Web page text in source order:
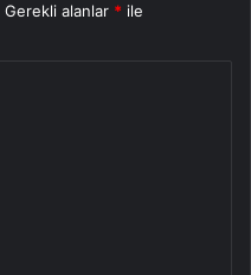
Gerekli alanlar * ile